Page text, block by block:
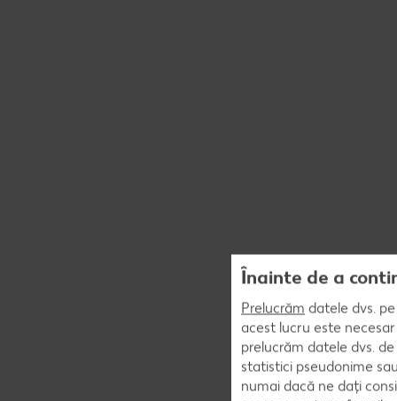
Înainte de a
Prelucrăm datele dvs.
acest lucru este
prelucrăm datele dvs.
statistici pseudonime
numai dacă ne dați